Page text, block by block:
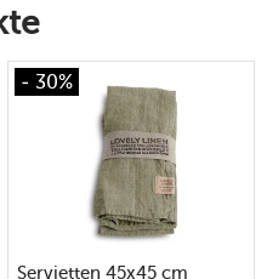
- 30%
Servietten 45x45 cm